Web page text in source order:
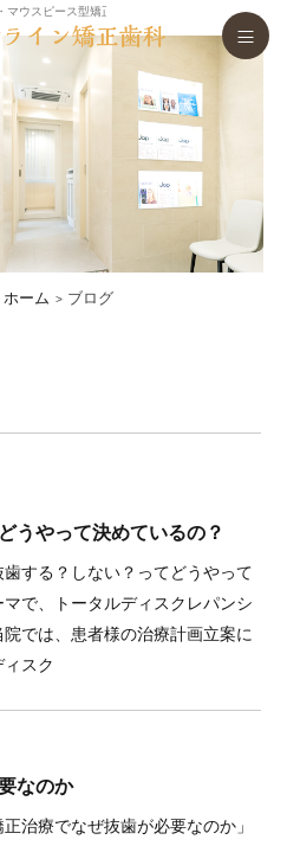
マウスピース型矯正歯科装置（インビザライン）
ーム ブログ
うやって決めているの？
する？しない？ってどうやって
で、トータルディスクレパンシ
では、患者様の治療計画立案に
スク
なのか
治療でなぜ抜歯が必要なのか」